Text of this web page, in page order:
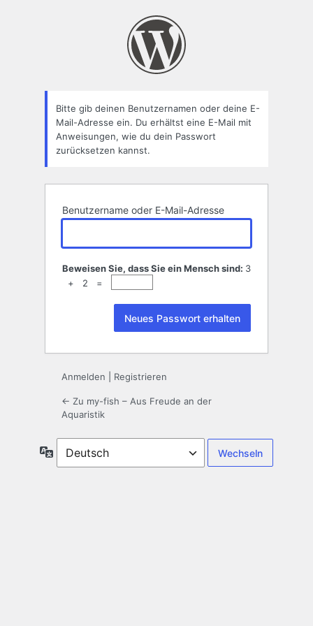
Bitte gib deinen Benutzernamen oder deine E-
Mail-Adresse ein. Du erhältst eine E-Mail mit
Anweisungen, wie du dein Passwort
zurücksetzen kannst.
Benutzername oder E-Mail-Adresse
Beweisen Sie, dass Sie ein Mensch sind: 3
+ 2 =
Anmelden Registrieren
← Zu my-fish – Aus Freude an der
Aquaristik
Sprache